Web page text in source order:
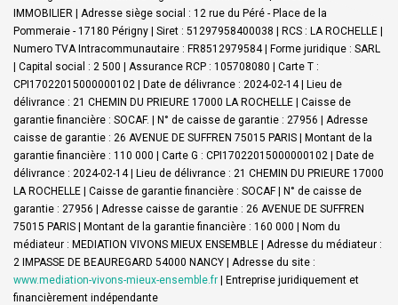
IMMOBILIER | Adresse siège social : 12 rue du Péré - Place de la
Pommeraie - 17180 Périgny | Siret : 51297958400038 | RCS : LA ROCHELLE |
Numero TVA Intracommunautaire : FR8512979584 | Forme juridique : SARL
| Capital social : 2 500 | Assurance RCP : 105708080 | Carte T :
CPI17022015000000102 | Date de délivrance : 2024-02-14 | Lieu de
délivrance : 21 CHEMIN DU PRIEURE 17000 LA ROCHELLE | Caisse de
garantie financière : SOCAF. | N° de caisse de garantie : 27956 | Adresse
caisse de garantie : 26 AVENUE DE SUFFREN 75015 PARIS | Montant de la
garantie financière : 110 000 | Carte G : CPI17022015000000102 | Date de
délivrance : 2024-02-14 | Lieu de délivrance : 21 CHEMIN DU PRIEURE 17000
LA ROCHELLE | Caisse de garantie financière : SOCAF | N° de caisse de
garantie : 27956 | Adresse caisse de garantie : 26 AVENUE DE SUFFREN
75015 PARIS | Montant de la garantie financière : 160 000 | Nom du
médiateur : MEDIATION VIVONS MIEUX ENSEMBLE | Adresse du médiateur :
2 IMPASSE DE BEAUREGARD 54000 NANCY | Adresse du site :
www.mediation-vivons-mieux-ensemble.fr | Entreprise juridiquement et
financièrement indépendante